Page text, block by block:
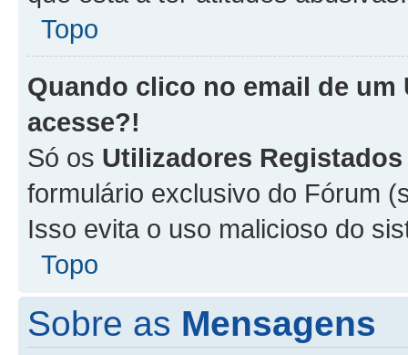
Topo
Quando clico no email de um
acesse?!
Só os Utilizadores Registados
formulário exclusivo do Fórum
Isso evita o uso malicioso do
Topo
Sobre as Mensagens